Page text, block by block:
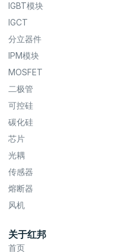
IGBT模块
IGCT
分立器件
IPM模块
MOSFET
二极管
可控硅
碳化硅
芯片
光耦
传感器
熔断器
风机
关于红邦
首页